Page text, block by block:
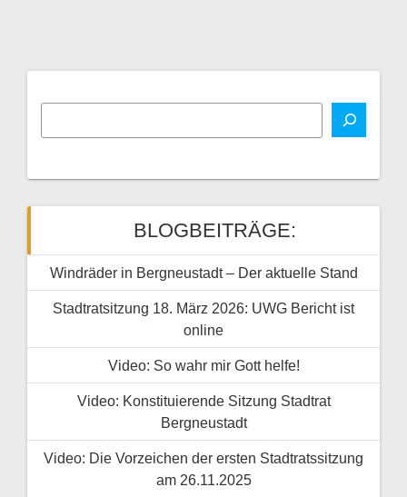
BLOGBEITRÄGE:
Windräder in Bergneustadt – Der aktuelle Stand
Stadtratsitzung 18. März 2026: UWG Bericht ist
online
Video: So wahr mir Gott helfe!
Video: Konstituierende Sitzung Stadtrat
Bergneustadt
Video: Die Vorzeichen der ersten Stadtratssitzung
am 26.11.2025